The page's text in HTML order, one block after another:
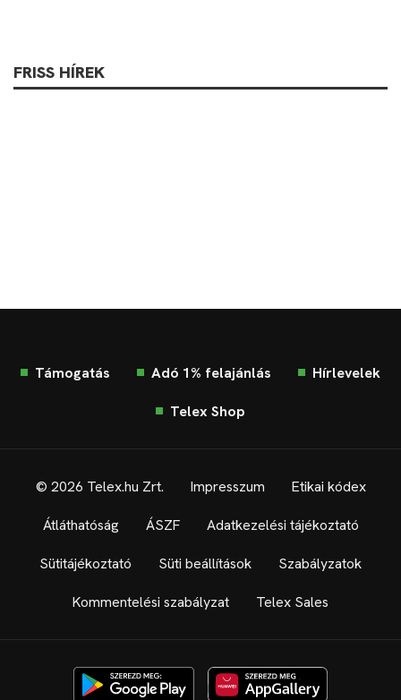
FRISS HÍREK
Támogatás Adó 1% felajánlás Hírlevelek
Telex Shop
© 2026 Telex.hu Zrt. Impresszum Etikai kódex
Átláthatóság ÁSZF Adatkezelési tájékoztató
Sütitájékoztató Süti beállítások Szabályzatok
Kommentelési szabályzat Telex Sales